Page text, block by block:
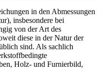
in den Abmessungen
insbesondere bei
von der Art des
diese in der Natur der
sind. Als sachlich
Holz- und Furnierbild,